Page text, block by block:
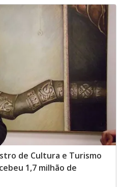
de Cultura e Turismo
1,7 milhão de